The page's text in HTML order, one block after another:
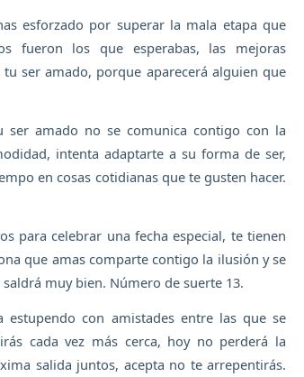
esforzado por superar la mala etapa que
fueron los que esperabas, las mejoras
ser amado, porque aparecerá alguien que
amado no se comunica contigo con la
intenta adaptarte a su forma de ser,
en cosas cotidianas que te gusten hacer.
para celebrar una fecha especial, te tienen
que amas comparte contigo la ilusión y se
muy bien. Número de suerte 13.
con amistades entre las que se
cada vez más cerca, hoy no perderá la
salida juntos, acepta no te arrepentirás.